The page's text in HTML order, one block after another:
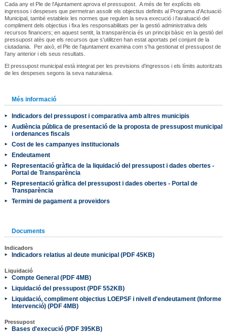
Cada any el Ple de l'Ajuntament aprova el pressupost. A més de fer explícits els
ingressos i despeses que permetran assolir els objectius definits al Programa d'Actuació
Municipal, també estableix les normes que regulen la seva execució i l'avaluació del
compliment dels objectius i fixa les responsabilitats per la gestió administrativa dels
recursos financers; en aquest sentit, la transparència és un principi bàsic en la gestió del
pressupost atès que els recursos que s'utilitzen han estat aportats pel conjunt de la
ciutadania. Per això, el Ple de l'ajuntament examina com s'ha gestionat el pressupost de
l'any anterior i els seus resultats.
El pressupost municipal està integrat per les previsions d'ingressos i els límits autoritzats
de les despeses segons la seva naturalesa.
Més informació
Indicadors del pressupost i comparativa amb altres municipis
Audiència pública de presentació de la proposta de pressupost municipal
i ordenances fiscals
Cost de les campanyes institucionals
Endeutament
Representació gràfica de la liquidació del pressupost i dades obertes -
Portal de Transparència
Representació gràfica del pressupost i dades obertes - Portal de
Transparència
Termini de pagament a proveïdors
Documents
Indicadors
Indicadors relatius al deute municipal (PDF 45KB)
Liquidació
Compte General (PDF 4MB)
Liquidació del pressupost (PDF 552KB)
Liquidació, compliment objectius LOEPSF i nivell d'endeutament (Informe
Intervenció) (PDF 4MB)
Pressupost
Bases d'execució (PDF 395KB)